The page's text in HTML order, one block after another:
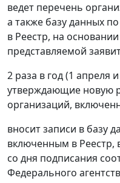
ведет перечень
а также базу данных
в Реестр, на
представляемой
2 раза в год (1 апреля
утверждающие новую
организаций,
вносит записи в базу
включенным в Реестр,
со дня подписания
Федерального